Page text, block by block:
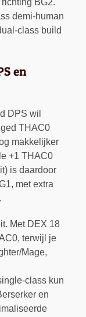
BG2.
demi-human
class build
en
DPS wil
THAC0
makkelijker
+1 THAC0
is daardoor
met extra
Met DEX 18
terwijl je
Mage,
class kun
en